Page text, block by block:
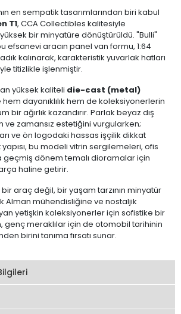
en sempatik tasarımlarından biri kabul
T1, CCA Collectibles kalitesiyle
bir minyatüre dönüştürüldü. "Bulli"
efsanevi aracın panel van formu, 1:64
kalınarak, karakteristik yuvarlak hatları
titizlikle işlenmiştir.
yüksek kaliteli die-cast (metal)
dayanıklılık hem de koleksiyonerlerin
bir ağırlık kazandırır. Parlak beyaz dış
ve zamansız estetiğini vurgularken;
ve ön logodaki hassas işçilik dikkat
bu modeli vitrin sergilemeleri, ofis
dönem temalı dioramalar için
haline getirir.
araç değil, bir yaşam tarzının minyatür
Alman mühendisliğine ve nostaljik
yetişkin koleksiyonerler için sofistike bir
genç meraklılar için de otomobil tarihinin
birini tanıma fırsatı sunar.